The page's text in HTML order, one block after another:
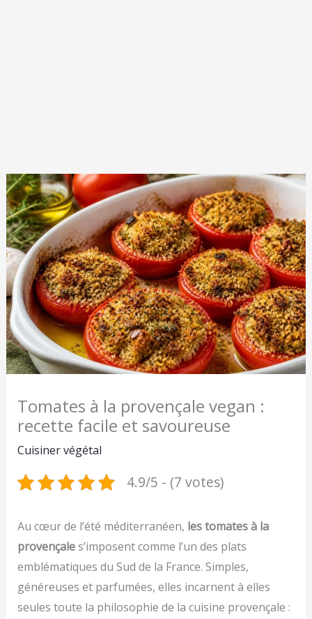
Tomates à la provençale vegan :
recette facile et savoureuse
Cuisiner végétal
4.9/5 - (7 votes)
Au cœur de l’été méditerranéen, les tomates à la
provençales’imposent comme l’un des plats
emblématiques du Sud de la France. Simples,
généreuses et parfumées, elles incarnent à elles
seules toute la philosophie de la cuisine provençale :